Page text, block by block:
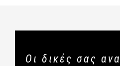
Οι δικές σας